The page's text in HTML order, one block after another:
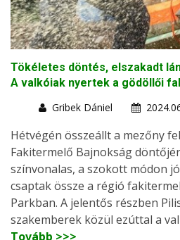
Tökéletes döntés, elszakadt
A valkóiak nyertek a gödöllői
Gribek Dániel
Hétvégén összeállt a mezőny
Fakitermelő Bajnokság
színvonalas, a szokott módon
csaptak össze a régió
Parkban. A jelentős részben
szakemberek közül ezúttal a
Tovább >>>